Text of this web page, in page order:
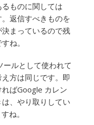
ものに関しては
。返信すべきものを
まっているので残
ね。
ールとして使われて
方は同じです。即
ばGoogle カレン
、やり取りしてい
ね。